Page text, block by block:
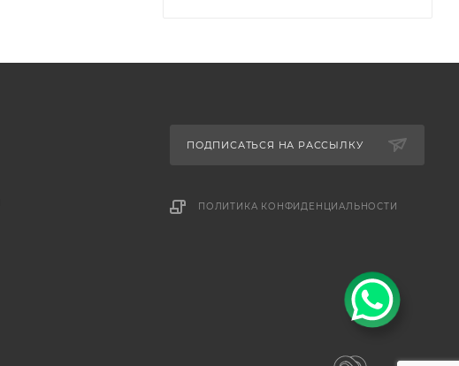
ПОДПИСАТЬСЯ НА РАССЫЛКУ
ПОЛИТИКА КОНФИДЕНЦИАЛЬНОСТИ